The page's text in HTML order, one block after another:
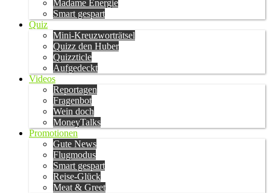
Madame Energie
Smart gespart
Quiz
Mini-Kreuzworträtsel
Quizz den Huber
Quizzticle
Aufgedeckt
Videos
Reportagen
Fragenbot
Wein doch
MoneyTalks
Promotionen
Gute News
Flugmodus
Smart gespart
Reise-Glück
Meat & Greet